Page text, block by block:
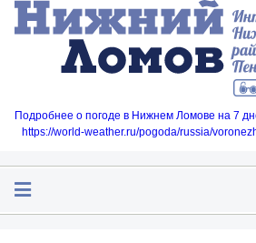
Подробнее о погоде в Нижнем Ломове на 7
https://world-weather.ru/pogoda/russia/